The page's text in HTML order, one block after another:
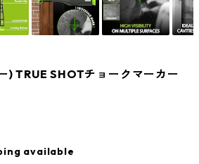
) TRUE SHOTチョークマーカー
available